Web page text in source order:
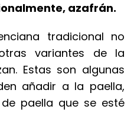
azafrán.
tradicional no
variantes de la
Estas son algunas
añadir a la paella,
paella que se esté